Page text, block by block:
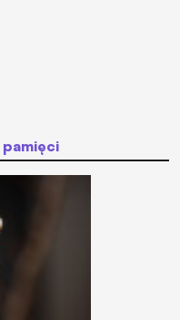
pamięci